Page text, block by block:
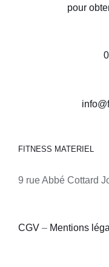
pour
FITNESS MATERIEL
9 rue Abbé Cottard
CGV – Mentions